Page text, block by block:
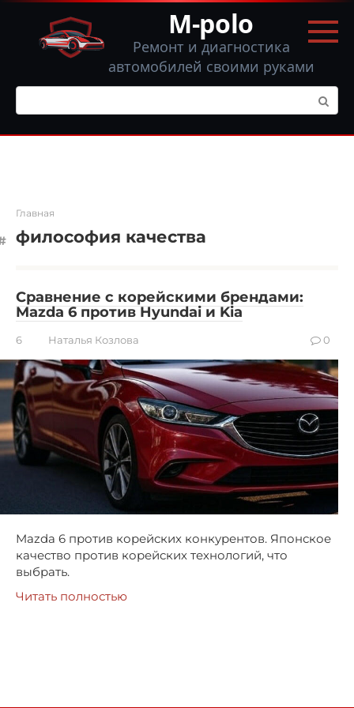
Перейти
контенту
M-polo
Ремонт и диагностика
автомобилей своими руками
Поиск:
Главная
философия качества
Сравнение с корейскими брендами:
Mazda 6 против Hyundai и Kia
6 Наталья Козлова 0
Mazda 6 против корейских конкурентов. Японское
качество против корейских технологий, что
выбрать.
Читать полностью